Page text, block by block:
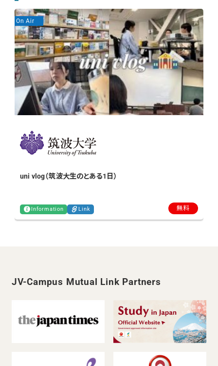
uni vlog（筑波大生のとある1日）
Information Link 無料
On Air
JV-Campus Mutual Link Partners